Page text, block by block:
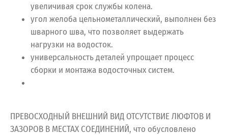
увеличивая срок службы колена.
угол желоба цельнометаллический, выполнен без
шварного шва, что позволяет выдержать
нагрузки на водосток.
универсальность деталей упрощает процесс
сборки и монтажа водосточных систем.
ПРЕВОСХОДНЫЙ ВНЕШНИЙ ВИД ОТСУТСТВИЕ ЛЮФТОВ И
ЗАЗОРОВ В МЕСТАХ СОЕДИНЕНИЙ, что обусловлено